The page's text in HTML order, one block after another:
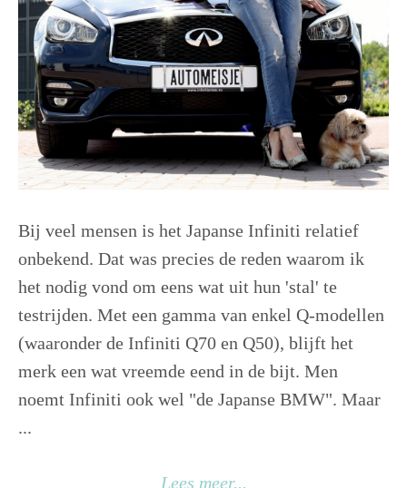
Bij veel mensen is het Japanse Infiniti relatief
onbekend. Dat was precies de reden waarom ik
het nodig vond om eens wat uit hun 'stal' te
testrijden. Met een gamma van enkel Q-modellen
(waaronder de Infiniti Q70 en Q50), blijft het
merk een wat vreemde eend in de bijt. Men
noemt Infiniti ook wel "de Japanse BMW". Maar
...
Lees meer...